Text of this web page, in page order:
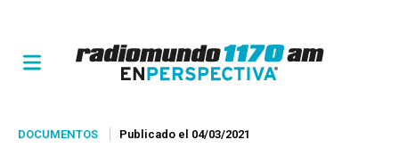
DOCUMENTOS Publicado el 04/03/2021